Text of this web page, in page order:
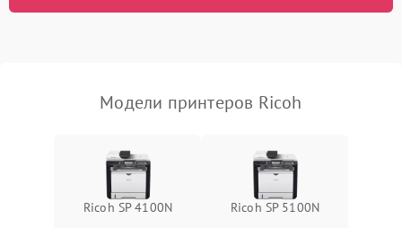
Модели принтеров Ricoh
Ricoh SP 4100N Ricoh SP 5100N